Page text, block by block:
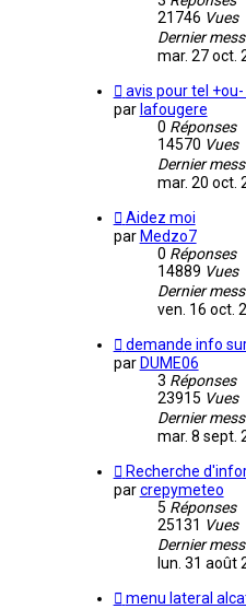
21746 Vues
Dernier
mar. 27 oct.
avis pour tel +ou-
par lafougere
0 Réponses
14570 Vues
Dernier
mar. 20 oct.
Aidez moi
par Medzo7
0 Réponses
14889 Vues
Dernier
ven. 16 oct.
demande info
par DUME06
3 Réponses
23915 Vues
Dernier
mar. 8 sept.
Recherche
parcrepymeteo
5 Réponses
25131 Vues
Dernier
lun. 31 août
menu lateral